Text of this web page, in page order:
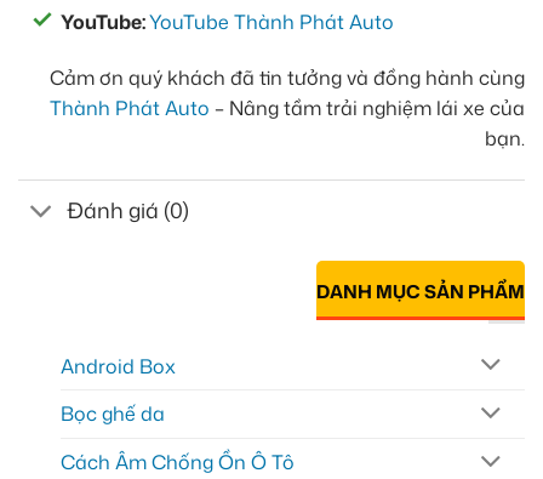
YouTube:YouTube Thành Phát Auto
Cảm ơn quý khách đã tin tưởng và đồng hành cùng
Thành Phát Auto – Nâng tầm trải nghiệm lái xe của
bạn.
Đánh giá (0)
DANH MỤC SẢN PHẨM
Android Box
Bọc ghế da
Cách Âm Chống Ồn Ô Tô